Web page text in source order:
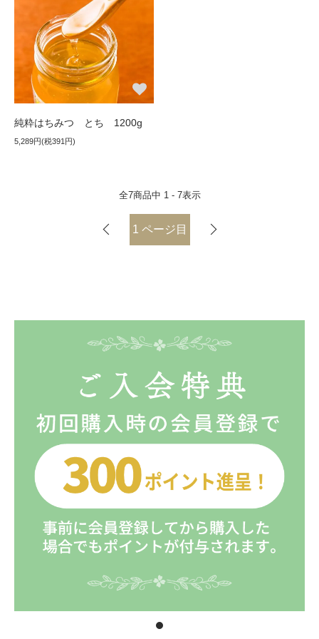
純粋はちみつ とち 1200g
5,289円(税391円)
全7商品中 1 - 7表示
1 ページ目